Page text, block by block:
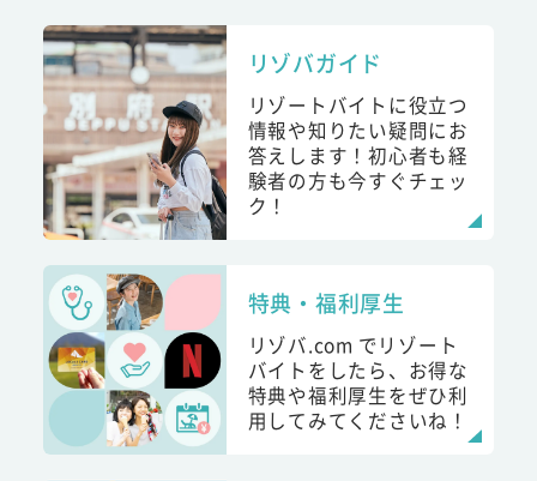
リゾバガイド
リゾートバイトに役立つ
情報や知りたい疑問にお
答えします！初心者も経
験者の方も今すぐチェッ
ク！
特典・福利厚生
リゾバ.com でリゾート
バイトをしたら、お得な
特典や福利厚生をぜひ利
用してみてくださいね！